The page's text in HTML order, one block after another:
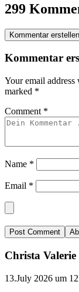
299
Kommentar erstellen
Kommentar
Your email
marked *
Comment *
Name *
Email *
Christa
13.July 2026 um